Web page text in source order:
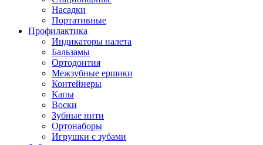
Насадки
Портативные
Профилактика
Индикаторы налета
Бальзамы
Ортодонтия
Межзубные ершики
Контейнеры
Капы
Воски
Зубные нити
Ортонаборы
Игрушки с зубами